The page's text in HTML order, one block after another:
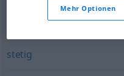
regelmäßig
stetig
Mehr Optionen